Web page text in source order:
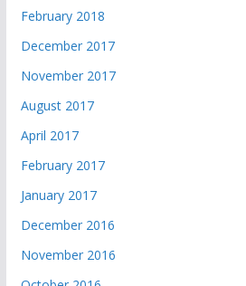
February 2018
December 2017
November 2017
August 2017
April 2017
February 2017
January 2017
December 2016
November 2016